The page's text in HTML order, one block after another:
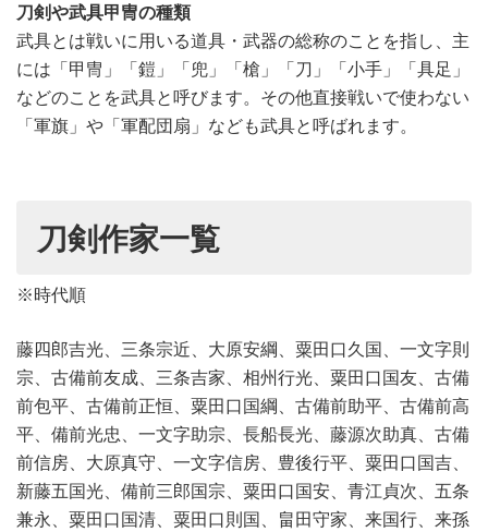
刀剣や武具甲冑の種類
武具とは戦いに用いる道具・武器の総称のことを指し、主
には「甲冑」「鎧」「兜」「槍」「刀」「小手」「具足」
などのことを武具と呼びます。その他直接戦いで使わない
「軍旗」や「軍配団扇」なども武具と呼ばれます。
刀剣作家一覧
※時代順
藤四郎吉光、三条宗近、大原安綱、粟田口久国、一文字則
宗、古備前友成、三条吉家、相州行光、粟田口国友、古備
前包平、古備前正恒、粟田口国綱、古備前助平、古備前高
平、備前光忠、一文字助宗、長船長光、藤源次助真、古備
前信房、大原真守、一文字信房、豊後行平、粟田口国吉、
新藤五国光、備前三郎国宗、粟田口国安、青江貞次、五条
兼永、粟田口国清、粟田口則国、畠田守家、来国行、来孫
中国古美術
朝鮮古美術
西洋アンティーク